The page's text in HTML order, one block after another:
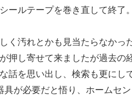
ールテープを巻き直して終了。
く汚れとかも見当たらなかっ
押し寄せて来ましたが過去の
話を思い出し、検索も更にし
が必要だと悟り、ホームセン